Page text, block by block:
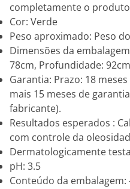
completamente o
Cor: Verde
Peso aproximado: Peso
Dimensões da
78cm, Profundidade: 92cm
Garantia: Prazo: 18
mais 15 meses de
fabricante).
Resultados esperados :
com controle da
Dermatologicamente
pH: 3.5
Conteúdo da embalagem: